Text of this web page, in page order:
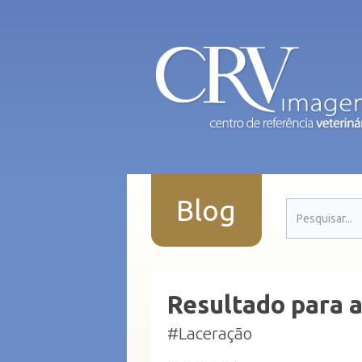
Blog
Resultado para
#Laceração